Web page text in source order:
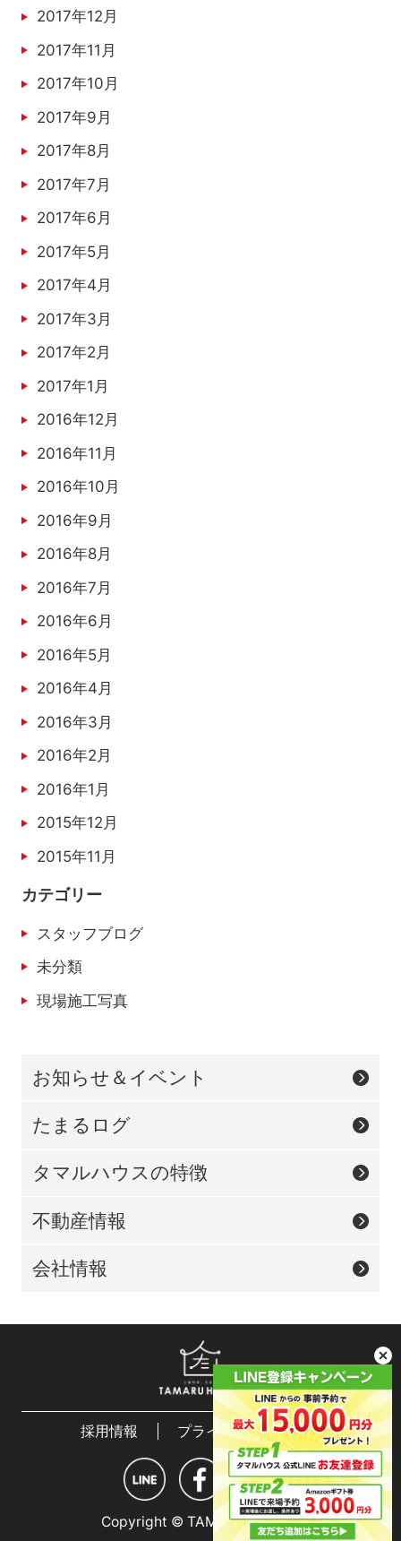
2017年12月
2017年11月
2017年10月
2017年9月
2017年8月
2017年7月
2017年6月
2017年5月
2017年4月
2017年3月
2017年2月
2017年1月
2016年12月
2016年11月
2016年10月
2016年9月
2016年8月
2016年7月
2016年6月
2016年5月
2016年4月
2016年3月
2016年2月
2016年1月
2015年12月
2015年11月
カテゴリー
スタッフブログ
未分類
現場施工写真
お知らせ＆イベント
たまるログ
タマルハウスの特徴
不動産情報
会社情報
採用情報 プライバシーポリシー
Copyright © TAMARU HOUSE